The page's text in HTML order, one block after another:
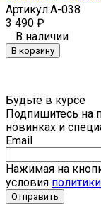
Артикул:A-038
3 490 ₽
В наличии
В корзину
Будьте в курсе
Подпишитесь на
новинках и
Email
Нажимая на
условия